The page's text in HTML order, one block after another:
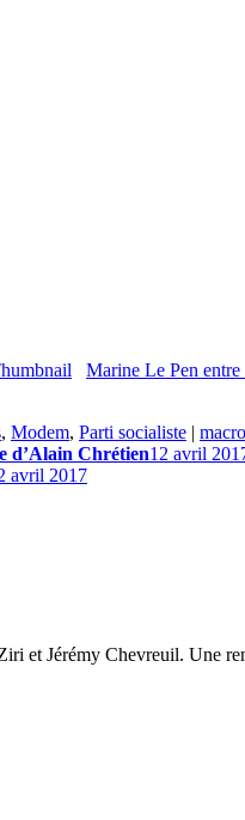
Marine Le Pen
, Modem, Parti socialiste |
d’Alain Chrétien12 avril
avril 2017
et Jérémy Chevreuil. Une